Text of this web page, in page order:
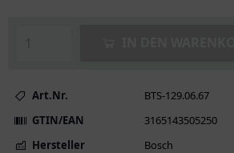
Art.Nr.
BTS-129.06.67
GTIN/EAN
3165143505250
Hersteller
Bosch